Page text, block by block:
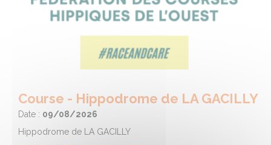
Course - Hippodrome de LA GACILLY
Date : 09/08/2026
Hippodrome de LA GACILLY